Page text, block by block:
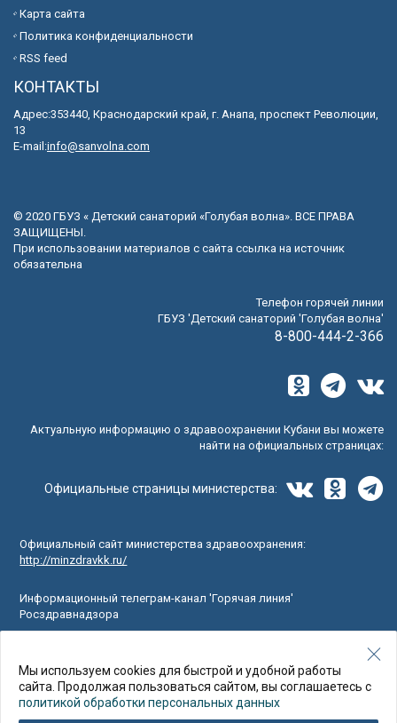
Карта сайта
Политика конфиденциальности
RSS feed
КОНТАКТЫ
Адрес:353440, Краснодарский край, г. Анапа, проспект Революции,
13
E-mail:info@sanvolna.com
© 2020 ГБУЗ « Детский санаторий «Голубая волна». ВСЕ ПРАВА
ЗАЩИЩЕНЫ.
При использовании материалов с сайта ссылка на источник
обязательна
Телефон горячей линии
ГБУЗ 'Детский санаторий 'Голубая волна'
8-800-444-2-366
Актуальную информацию о здравоохранении Кубани вы можете
найти на официальных страницах:
Официальные страницы министерства:
Официальный сайт министерства здравоохранения:
http://minzdravkk.ru/
Информационный телеграм-канал 'Горячая линия'
Росздравнадзора
www.takzdorovo.ru
Мы используем cookies для быстрой и удобной работы
сайта. Продолжая пользоваться сайтом, вы соглашаетесь с
политикой обработки персональных данных